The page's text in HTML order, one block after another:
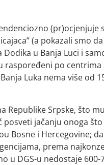
(pr)ocjenjuje
(a pokazali smo
u Banja Luci i
raspoređeni po
Luka nema više od
Republike Srpske, što
jačanju onoga
Bosne i Hercegovine;
prema
u DGS-u nedostaje